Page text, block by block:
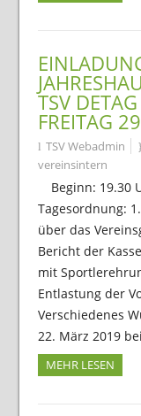
TSV
FREITAG
TSV Webadmin
vereinsintern
Beginn: 19.30
Tagesordnung:
über das
Bericht der
mit
Entlastung der
Verschiedenes
22. März 2019
MEHR LESEN